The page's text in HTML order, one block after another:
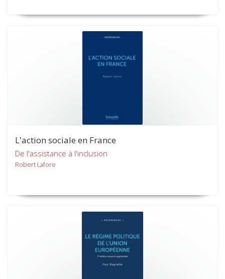
L'action sociale en France
De l'assistance à l'inclusion
Robert Lafore